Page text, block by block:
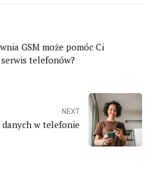
GSM może pomóc Ci
telefonów?
NEXT
w telefonie